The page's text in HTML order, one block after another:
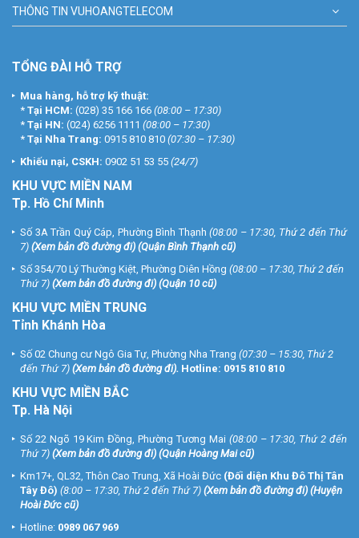
THÔNG TIN VUHOANGTELECOM
TỔNG ĐÀI HỖ TRỢ
Mua hàng, hỗ trợ kỹ thuật:
* Tại HCM: (028) 35 166 166 (08:00 – 17:30)
* Tại HN: (024) 6256 1111 (08:00 – 17:30)
* Tại Nha Trang: 0915 810 810 (07:30 – 17:30)
Khiếu nại, CSKH: 0902 51 53 55 (24/7)
KHU VỰC MIỀN NAM
Tp. Hồ Chí Minh
Số 3A Trần Quý Cáp, Phường Bình Thạnh (08:00 – 17:30, Thứ 2 đến Thứ
7) (Xem bản đồ đường đi) (Quận Bình Thạnh cũ)
Số 354/70 Lý Thường Kiệt, Phường Diên Hồng (08:00 – 17:30, Thứ 2 đến
Thứ 7) (Xem bản đồ đường đi) (Quận 10 cũ)
KHU VỰC MIỀN TRUNG
Tỉnh Khánh Hòa
Số 02 Chung cư Ngô Gia Tự, Phường Nha Trang (07:30 – 15:30, Thứ 2
đến Thứ 7) (Xem bản đồ đường đi). Hotline: 0915 810 810
KHU VỰC MIỀN BẮC
Tp. Hà Nội
Số 22 Ngõ 19 Kim Đồng, Phường Tương Mai (08:00 – 17:30, Thứ 2 đến
Thứ 7) (Xem bản đồ đường đi) (Quận Hoàng Mai cũ)
Km17+, QL32, Thôn Cao Trung, Xã Hoài Đức (Đối diện Khu Đô Thị Tân
Tây Đô) (8:00 – 17:30, Thứ 2 đến Thứ 7) (Xem bản đồ đường đi) (Huyện
Hoài Đức cũ)
Hotline: 0989 067 969